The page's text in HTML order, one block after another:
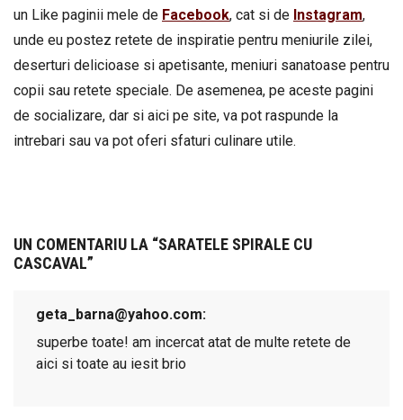
un Like paginii mele de Facebook, cat si de Instagram,
unde eu postez retete de inspiratie pentru meniurile zilei,
deserturi delicioase si apetisante, meniuri sanatoase pentru
copii sau retete speciale. De asemenea, pe aceste pagini
de socializare, dar si aici pe site, va pot raspunde la
intrebari sau va pot oferi sfaturi culinare utile.
UN COMENTARIU LA “SARATELE SPIRALE CU
CASCAVAL”
geta_barna@yahoo.com
superbe toate! am incercat atat de multe retete de
aici si toate au iesit brio